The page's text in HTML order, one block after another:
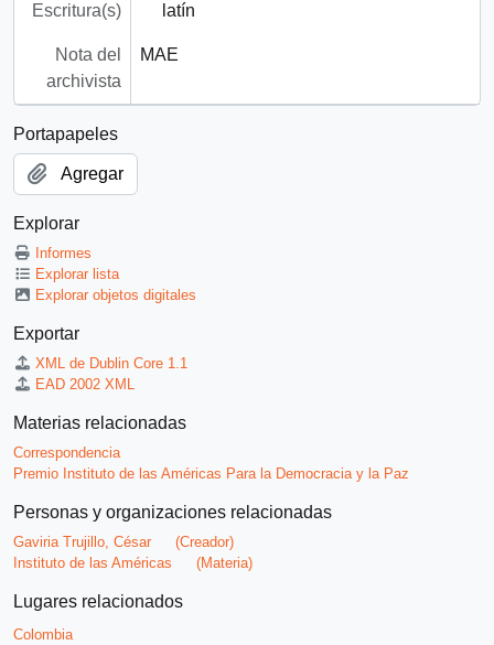
Escritura(s) latín
Nota del
archivista
MAE
Portapapeles
Agregar
Explorar
Informes
Explorar lista
Explorar objetos digitales
Exportar
XML de Dublin Core 1.1
EAD 2002 XML
Materias relacionadas
Correspondencia
Premio Instituto de las Américas Para la Democracia y la Paz
Personas y organizaciones relacionadas
Gaviria Trujillo, César
(Creador)
Instituto de las Américas
(Materia)
Lugares relacionados
Colombia